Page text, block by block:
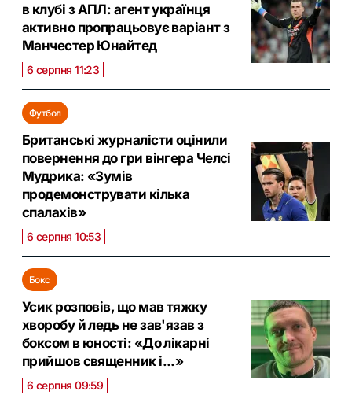
в клубі з АПЛ: агент українця
активно пропрацьовує варіант з
Манчестер Юнайтед
6 серпня 11:23
Футбол
Британські журналісти оцінили
повернення до гри вінгера Челсі
Мудрика: «Зумів
продемонструвати кілька
спалахів»
6 серпня 10:53
Бокс
Усик розповів, що мав тяжку
хворобу й ледь не зав'язав з
боксом в юності: «До лікарні
прийшов священник і...»
6 серпня 09:59